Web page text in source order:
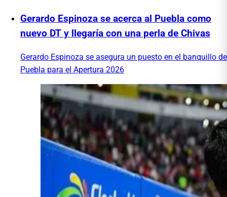
Gerardo Espinoza se acerca al Puebla como
nuevo DT y llegaría con una perla de Chivas
Gerardo Espinoza se asegura un puesto en el banquillo de
Puebla para el Apertura 2026